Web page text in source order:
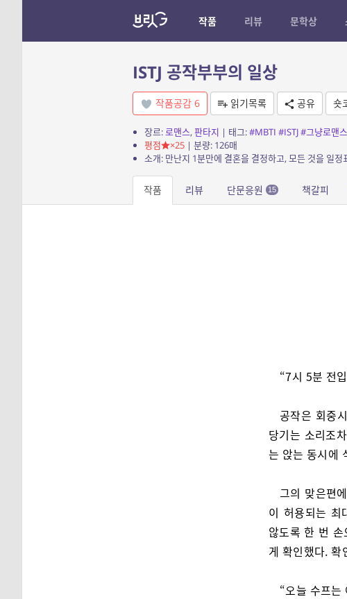
작품 리뷰 문학상
ISTJ 공작부부의 일상
작품공감 6 읽기목록 공유 숏
장르:로맨스, 판타지 | 태그:#MBTI #ISTJ#그냥로맨스
평점
×25| 분량: 126매
소개: 만난지 1분만에 결혼을 결정하고, 모든 것을 일
작품 리뷰 단문응원 15 책갈피
“7시 5분 전
공작은 회중
당기는 소리조
는 앉는 동시에
그의 맞은편
이 허용되는 최
않도록 한 번
게 확인했다. 확
“오늘 수프는